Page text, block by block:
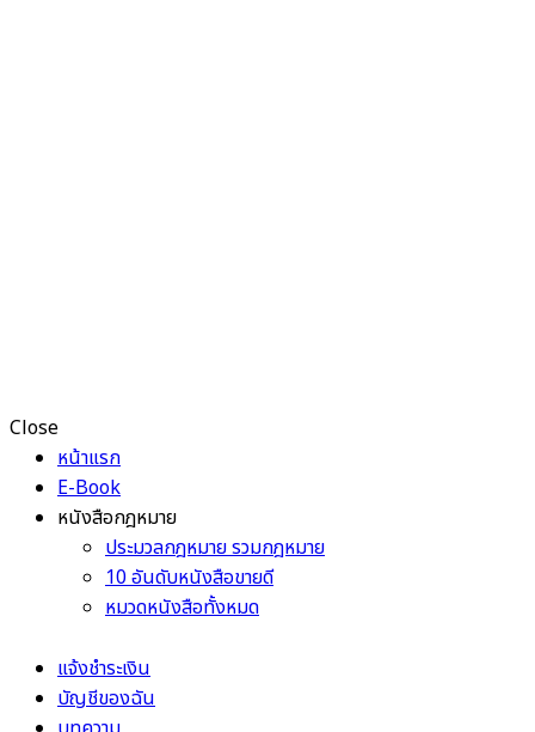
Close
หน้าแรก
E-Book
หนังสือกฎหมาย
ประมวลกฎหมาย รวมกฎหมาย
10 อันดับหนังสือขายดี
หมวดหนังสือทั้งหมด
แจ้งชำระเงิน
บัญชีของฉัน